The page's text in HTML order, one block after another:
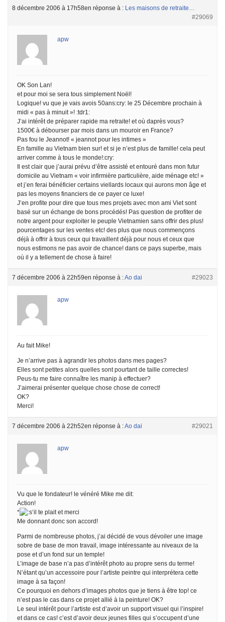
8 décembre 2006 à 17h58en réponse à : Les maisons de retraite…
#29069
apw
OK Son Lan!
et pour moi se sera tous simplement Noël!
Logique! vu que je vais avois 50ans:cry: le 25 Décembre prochain à
midi « pas à minuit »! :tdr1:
J’ai intérêt de préparer rapide ma retraite! et où daprès vous?
1500€ à débourser par mois dans un mouroir en France?
Pas fou le Jeannot! « jeannot pour les intimes »
En famille au Vietnam bien sur! et si je n’est plus de famille! cela peut
arriver comme à tous le monde!:cry:
Il est clair que j’aurai prévu d’être assisté et entouré dans mon futur
domicile au Vietnam « voir infirmière particulière, aide ménage etc! »
et j’en ferai bénéficier certains viellards locaux qui aurons mon âge et
pas les moyens financiers de ce payer ce luxe!
J’en profite pour dire que tous mes projets avec mon ami Viet sont
basé sur un échange de bons procédés! Pas question de profiter de
notre argent pour exploiter le peuple Vietnamien sans offrir des plus!
pourcentages sur les ventes etc! des plus que nous commençons
déjà à offrir à tous ceux qui travaillent déjà pour nous et ceux que
nous estimons ne pas avoir de chance! dans ce pays superbe, mais
où il y a tellement de chose à faire!
7 décembre 2006 à 22h59en réponse à :Ao dai #29023
apw
Au fait Mike!
Je n’arrive pas à agrandir les photos dans mes pages?
Elles sont petites alors quelles sont pourtant de taille correctes!
Peus-tu me faire connaître les manip à effectuer?
J’aimerai présenter quelque chose chose de correct!
OK?
Merci!
7 décembre 2006 à 22h52en réponse à :Ao dai #29021
apw
Vu que le fondateur! le vénéré Mike me dit:
Action!
*
‘il te plait et merci
Me donnant donc son accord!
Parmi de nombreuse photos, j’ai décidé de vous dévoiler une image
sobre de base de mon travail, image intéressante au niveaux de la
pose et d’un fond sur un temple!
L’image de base n’a pas d’intérêt photo au propre sens du terme!
N’étant qu’un accessoire pour l’artiste peintre qui interprétera cette
image à sa façon!
Ce pourquoi en dehors d’images photos que je tiens à être top! ce
n’est pas le cas dans ce projet allié à la peinture! OK?
Le seul intérêt pour l’artiste est d’avoir un support visuel qui l’inspire!
et dans ce cas! c’est d’avoir deux jeunes filles qui s’occupent d’une